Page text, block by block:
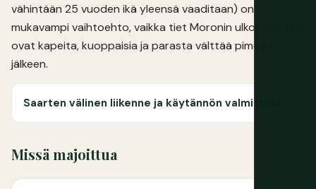
vähintään 25 vuoden ikä yleensä vaaditaan) on
mukavampi vaihtoehto, vaikka tiet Moronin ulkopuolella
ovat kapeita, kuoppaisia ja parasta välttää pimeän
jälkeen.
Saarten välinen liikenne ja käytännön valmistelu
Missä majoittua